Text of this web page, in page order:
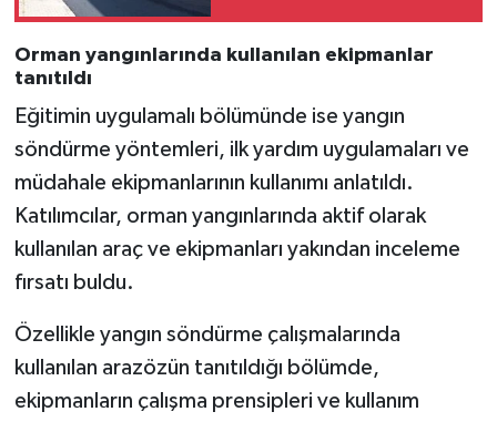
Orman yangınlarında kullanılan ekipmanlar
tanıtıldı
Eğitimin uygulamalı bölümünde ise yangın
söndürme yöntemleri, ilk yardım uygulamaları ve
müdahale ekipmanlarının kullanımı anlatıldı.
Katılımcılar, orman yangınlarında aktif olarak
kullanılan araç ve ekipmanları yakından inceleme
fırsatı buldu.
Özellikle yangın söndürme çalışmalarında
kullanılan arazözün tanıtıldığı bölümde,
ekipmanların çalışma prensipleri ve kullanım